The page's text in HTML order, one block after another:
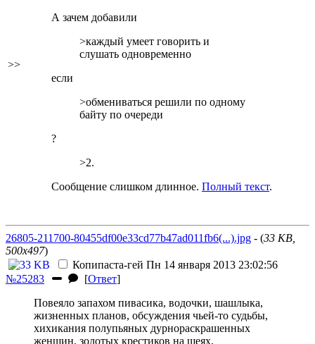
>>
А зачем добавили
>каждый умеет говорить и
слушать одновременно
если
>обмениваться решили по одному
байту по очереди
?
>2.
Сообщение слишком длинное. Полный текст.
26805-211700-80455df00e33cd77b47ad011fb6(...).jpg - (33 KB,
500x497)
Копипаста-гей Пн 14 января 2013 23:02:56
№25283
[Ответ]
Повеяло запахом пивасика, водочки, шашлыка,
жизненных планов, обсуждения чьей-то судьбы,
хихикания полупьяных дурнораскрашенных
женщин, золотых крестиков на шеях,